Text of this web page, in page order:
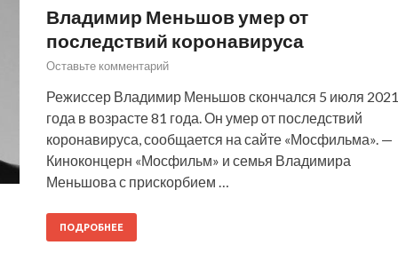
Владимир Меньшов умер от
последствий коронавируса
Оставьте комментарий
Режиссер Владимир Меньшов скончался 5 июля 2021
года в возрасте 81 года. Он умер от последствий
коронавируса, сообщается на сайте «Мосфильма». —
Киноконцерн «Мосфильм» и семья Владимира
Меньшова с прискорбием …
ПОДРОБНЕЕ